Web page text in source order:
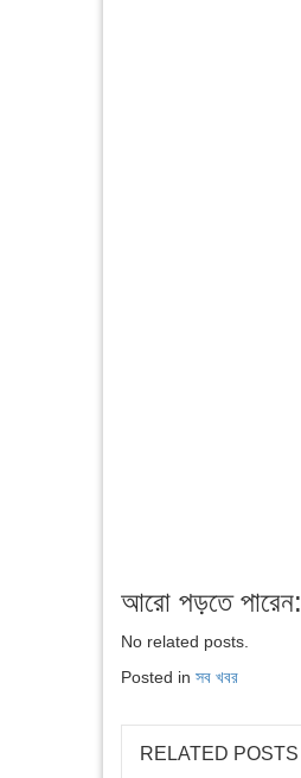
আরো পড়তে পারেন:
No related posts.
Posted in সব খবর
RELATED POSTS